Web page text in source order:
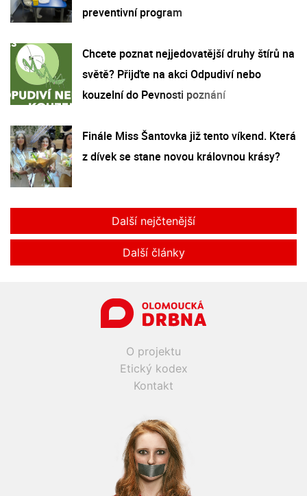
preventivní program
Chcete poznat nejjedovatější druhy štírů na
světě? Přijďte na akci Odpudiví nebo
kouzelní do Pevnosti poznání
Finále Miss Šantovka již tento víkend. Která
z dívek se stane novou královnou krásy?
Další nejčtenější
Další články
O projektu
Etický kodex
Kontakt